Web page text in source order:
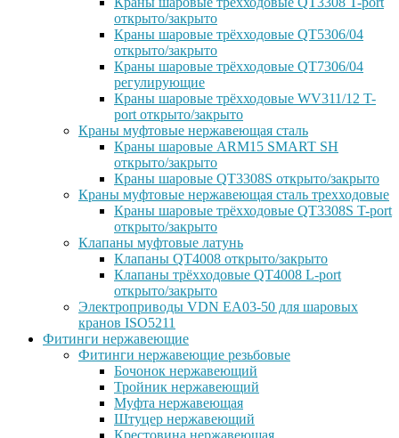
открыто/закрыто
Краны шаровые трёхходовые QT5306/04
открыто/закрыто
Краны шаровые трёхходовые QT7306/04
регулирующие
Краны шаровые трёхходовые WV311/12 T-
port открыто/закрыто
Краны муфтовые нержавеющая сталь
Краны шаровые ARM15 SMART SH
открыто/закрыто
Краны шаровые QT3308S открыто/закрыто
Краны муфтовые нержавеющая сталь трехходовые
Краны шаровые трёхходовые QT3308S T-port
открыто/закрыто
Клапаны муфтовые латунь
Клапаны QT4008 открыто/закрыто
Клапаны трёхходовые QT4008 L-port
открыто/закрыто
Электроприводы VDN EA03-50 для шаровых
кранов ISO5211
Фитинги нержавеющие
Фитинги нержавеющие резьбовые
Бочонок нержавеющий
Тройник нержавеющий
Муфта нержавеющая
Штуцер нержавеющий
Крестовина нержавеющая